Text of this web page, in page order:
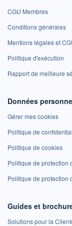
CGU Membres
Conditions générales
Mentions légales et
Politique d'exécution
Rapport de meilleure
Données
Gérer mes cookies
Politique de
Politique de cookies
Politique de protection
Politique de protection
Guides et
Solutions pour la